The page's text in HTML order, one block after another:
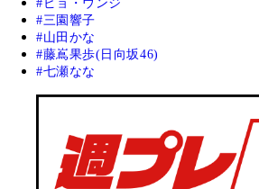
ピョ・ウンジ
三園響子
山田かな
藤嶌果歩(日向坂46)
七瀬なな